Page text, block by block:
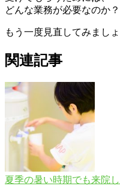
どんな業務が必要なのか？
もう一度見直してみましょ
関連記事
夏季の暑い時期でも来院